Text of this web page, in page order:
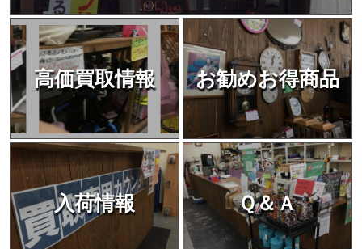
高価買取情報 お勧めお得商品
入荷情報 Ｑ＆Ａ